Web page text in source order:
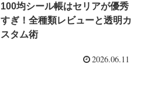
100均シール帳はセリアが優秀
すぎ！全種類レビューと透明カ
スタム術
2026.06.11